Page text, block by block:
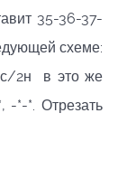
35-36-37-
схеме:
с/2н в это же
-*-*. Отрезать